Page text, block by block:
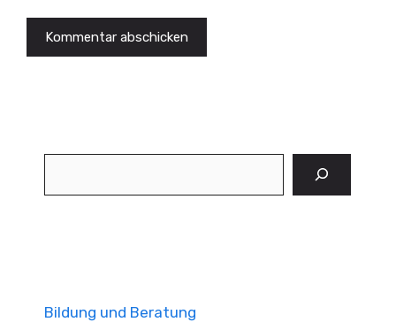
Bildung und Beratung